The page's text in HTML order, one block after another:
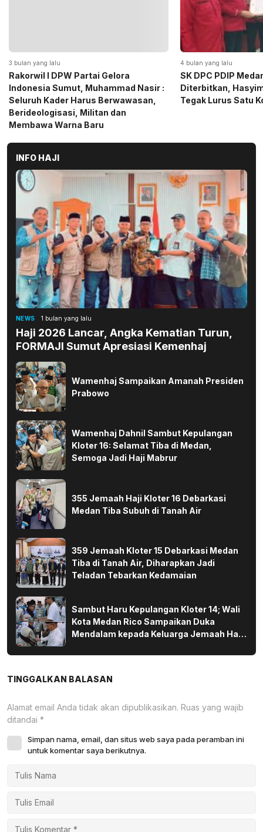
4 bulan yang lalu
SK DPC PDIP Medan Resmi
Diterbitkan, Hasyim SE: Solid dan
Tegak Lurus Satu Komando
5 bulan yang lalu
Momen Haru
Gerindra Sumut
Sembako kepada
INFO HAJI
NEWS 1 bulan yang lalu
Haji 2026 Lancar, Angka Kematian Turun,
FORMAJI Sumut Apresiasi Kemenhaj
Wamenhaj Sampaikan Amanah Presiden
Prabowo
Wamenhaj Dahnil Sambut Kepulangan
Kloter 16: Selamat Tiba di Medan,
Semoga Jadi Haji Mabrur
355 Jemaah Haji Kloter 16 Debarkasi
Medan Tiba Subuh di Tanah Air
359 Jemaah Kloter 15 Debarkasi Medan
Tiba di Tanah Air, Diharapkan Jadi
Teladan Tebarkan Kedamaian
Sambut Haru Kepulangan Kloter 14; Wali
Kota Medan Rico Sampaikan Duka
Mendalam kepada Keluarga Jemaah Haji
TINGGALKAN BALASAN
Alamat email Anda tidak akan dipublikasikan. Ruas yang wajib
ditandai *
Simpan nama, email, dan situs web saya pada peramban ini
untuk komentar saya berikutnya.